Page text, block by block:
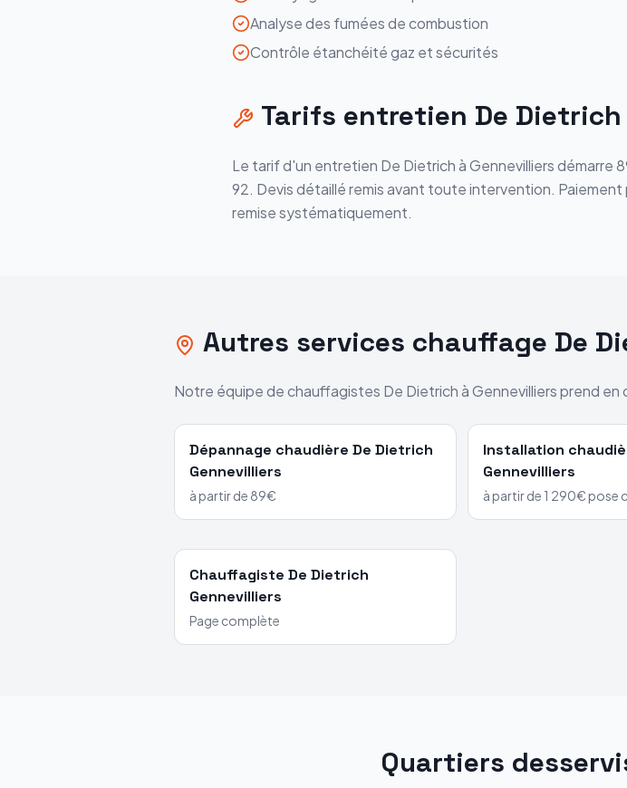
Analyse des fumées de combustion
Contrôle étanchéité gaz et sécurités
Tarifs entretien De Dietrich
Le tarif d'un entretien De DietrichàGennevilliersdémarre
92. Devis détaillé remis avant toute intervention.
remise systématiquement.
Autres services chauffage De
Notre équipe de chauffagistes De DietrichàGennevilliersprend en
Dépannage chaudière De Dietrich
Gennevilliers
à partir de 89€
Installation
Gennevilliers
à partir de 1 290€ pose
Chauffagiste De Dietrich
Gennevilliers
Page complète
Quartiers